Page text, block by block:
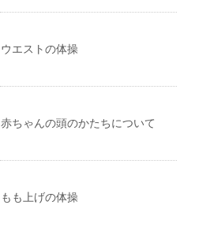
ウエストの体操
赤ちゃんの頭のかたちについて
もも上げの体操